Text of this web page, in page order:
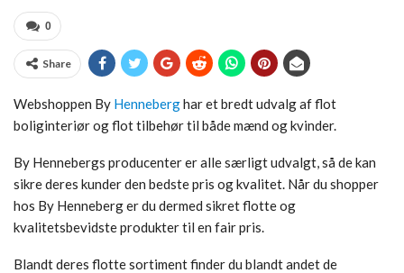
0
Share
Webshoppen By Henneberghar et bredt udvalg af flot
boliginteriør og flot tilbehør til både mænd og kvinder.
By Hennebergs producenter er alle særligt udvalgt, så de kan
sikre deres kunder den bedste pris og kvalitet. Når du shopper
hos By Henneberg er du dermed sikret flotte og
kvalitetsbevidste produkter til en fair pris.
Blandt deres flotte sortiment finder du blandt andet de